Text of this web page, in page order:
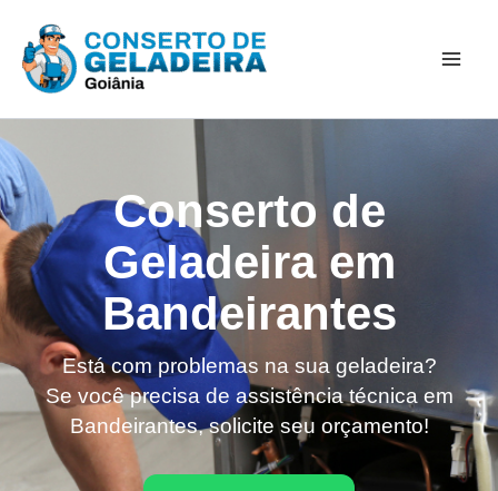
para
Conserto de
Geladeira em
Bandeirantes
Está com problemas na sua geladeira?
Se você precisa de assistência técnica em
Bandeirantes, solicite seu orçamento!